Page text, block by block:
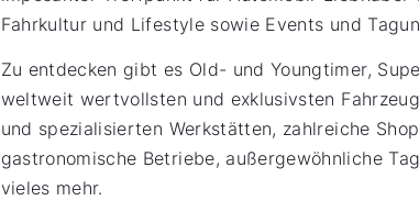
Fahrkultur und Lifestyle sowie Events und
Zu entdecken gibt es Old- und Youngtimer,
weltweit wertvollsten und exklusivsten
und spezialisierten Werkstätten, zahlreiche
gastronomische Betriebe, außergewöhnliche
vieles mehr.